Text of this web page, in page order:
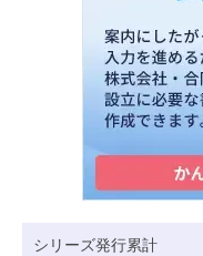
シリーズ発行累計